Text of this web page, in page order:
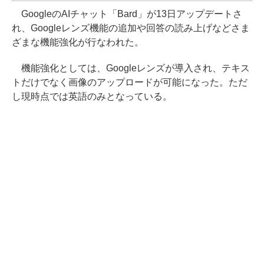
GoogleのAIチャット「Bard」が13日アップデートさ
れ、Googleレンズ機能の追加や回答の読み上げなどさま
ざまな機能強化が行なわれた。
機能強化としては、Googleレンズが導入され、テキス
トだけでなく画像のアップロードが可能になった。ただ
し現時点では英語のみとなっている。